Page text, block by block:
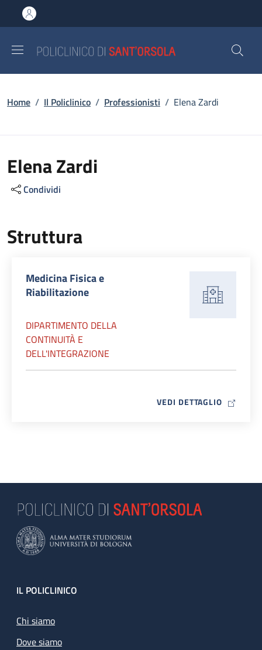
al contenuto principale
to footer content
Briciole di pane
Home / Il Policlinico / Professionisti / Elena Zardi
Elena Zardi
Condividi
Struttura
Medicina Fisica e
Riabilitazione
DIPARTIMENTO DELLA
CONTINUITÀ E
DELL'INTEGRAZIONE
VEDI DETTAGLIO MAP ICON
Footer
IL POLICLINICO
Chi siamo
Dove siamo